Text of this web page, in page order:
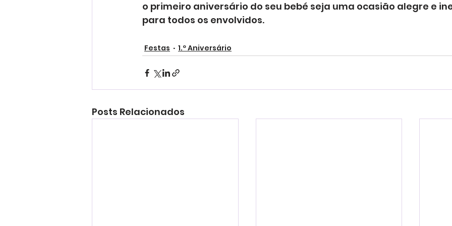
o primeiro aniversário do seu bebé seja uma ocasião alegre e
para todos os envolvidos.
Festas 1.º Aniversário
Posts Relacionados